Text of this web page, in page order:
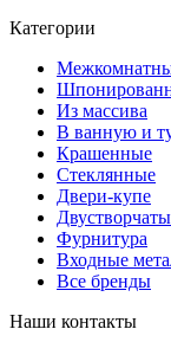
Категории
Из массива
В ванную и
Крашенные
Стеклянные
Двери-купе
Фурнитура
Входные
Все бренды
Наши контакты